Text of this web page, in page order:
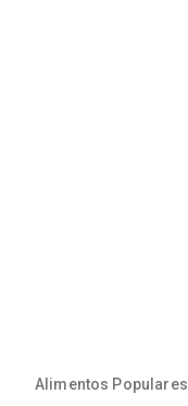
Alimentos Populares